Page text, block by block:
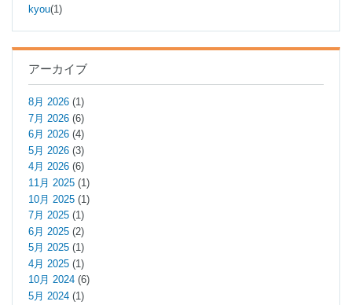
kyou(1)
アーカイブ
8月 2026 (1)
7月 2026 (6)
6月 2026 (4)
5月 2026 (3)
4月 2026 (6)
11月 2025 (1)
10月 2025 (1)
7月 2025 (1)
6月 2025 (2)
5月 2025 (1)
4月 2025 (1)
10月 2024 (6)
5月 2024 (1)